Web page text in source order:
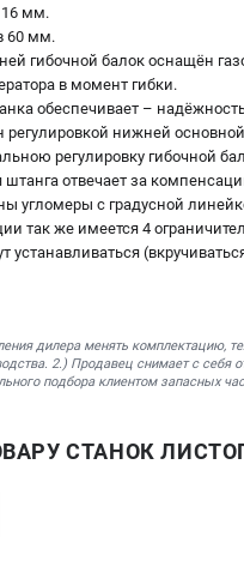
мм.
60 мм.
гибочной балок оснащён
в момент гибки.
обеспечивает –
регулировкой нижней
регулировку гибочной
отвечает за
угломеры с градусной
так же имеется 4
устанавливаться
дилера менять комплектацию,
2.) Продавец снимает с себя
подбора клиентом запасных
СТАНОК